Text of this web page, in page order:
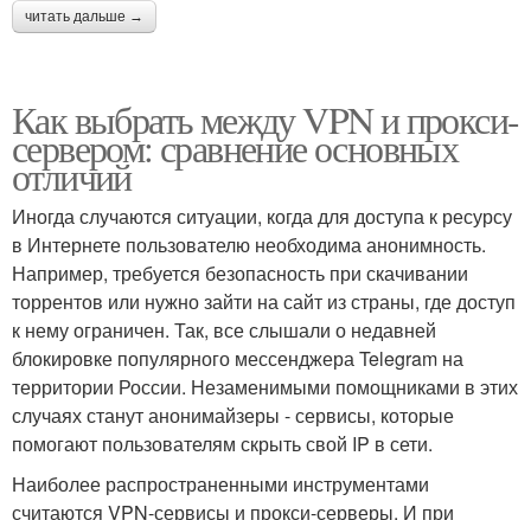
читать дальше →
Как выбрать между VPN и прокси-
сервером: сравнение основных
отличий
Иногда случаются ситуации, когда для доступа к ресурсу
в Интернете пользователю необходима анонимность.
Например, требуется безопасность при скачивании
торрентов или нужно зайти на сайт из страны, где доступ
к нему ограничен. Так, все слышали о недавней
блокировке популярного мессенджера Telegram на
территории России. Незаменимыми помощниками в этих
случаях станут анонимайзеры - сервисы, которые
помогают пользователям скрыть свой IP в сети.
Наиболее распространенными инструментами
считаются VPN-сервисы и прокси-серверы. И при